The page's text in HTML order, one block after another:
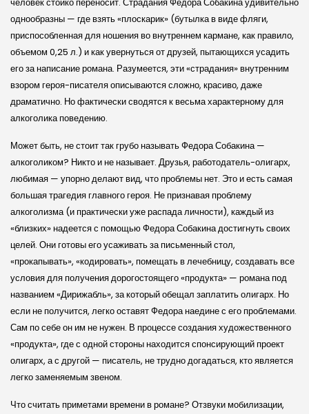
однообразны — где взять «плоскарик» (бутылка в виде фляги,
приспособленная для ношения во внутреннем кармане, как правило,
объемом 0,25 л.) и как увернуться от друзей, пытающихся усадить
его за написание романа. Разумеется, эти «страдания» внутренним
взором героя-писателя описываются сложно, красиво, даже
драматично. Но фактически сводятся к весьма характерному для
алкоголика поведению.
Может быть, не стоит так грубо называть Федора Собакина —
алкоголиком? Никто и не называет. Друзья, работодатель-олигарх,
любимая — упорно делают вид, что проблемы нет. Это и есть самая
большая трагедия главного героя. Не признавая проблему
алкоголизма (и практически уже распада личности), каждый из
«близких» надеется с помощью Федора Собакина достигнуть своих
целей. Они готовы его усаживать за письменный стол,
«прокапывать», «кодировать», помещать в лечебницу, создавать все
условия для получения дорогостоящего «продукта» — романа под
названием «Дирижабль», за который обещал заплатить олигарх. Но
если не получится, легко оставят Федора наедине с его проблемами.
Сам по себе он им не нужен. В процессе создания художественного
«продукта», где с одной стороны находится спонсирующий проект
олигарх, а с другой — писатель, не трудно догадаться, кто является
легко заменяемым звеном.
Что считать приметами времени в романе? Отзвуки мобилизации,